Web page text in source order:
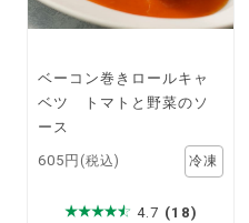
ベーコン巻きロールキャ
ベツ トマトと野菜のソ
ース
605円 (税込)
4.7 (18)